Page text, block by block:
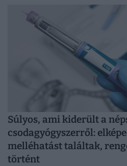
Súlyos, ami kiderült a
csodagyógyszerről:
melléhatást találtak,
történt